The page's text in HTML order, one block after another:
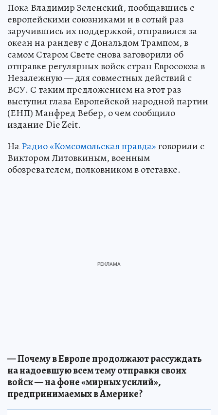
Пока Владимир Зеленский, пообщавшись с
европейскими союзниками и в сотый раз
заручившись их поддержкой, отправился за
океан на рандеву с Дональдом Трампом, в
самом Старом Свете снова заговорили об
отправке регулярных войск стран Евросоюза в
Незалежную — для совместных действий с
ВСУ. С таким предложением на этот раз
выступил глава Европейской народной партии
(ЕНП) Манфред Вебер, о чем сообщило
издание Die Zeit.
НаРадио «Комсомольская правда»говорили с
Виктором Литовкиным, военным
обозревателем, полковником в отставке.
— Почему в Европе продолжают рассуждать
на надоевшую всем тему отправки своих
войск — на фоне «мирных усилий»,
предпринимаемых в Америке?